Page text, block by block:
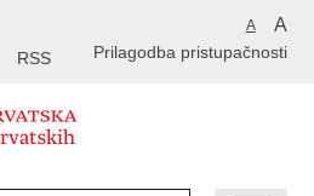
A A
Prilagodba pristupačnosti
RSS